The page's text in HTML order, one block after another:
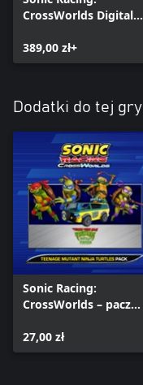
CrossWorlds Digital
389,00 zł+
Dodatki do tej gry
Sonic Racing:
CrossWorlds – paczka
Ninja
27,00 zł